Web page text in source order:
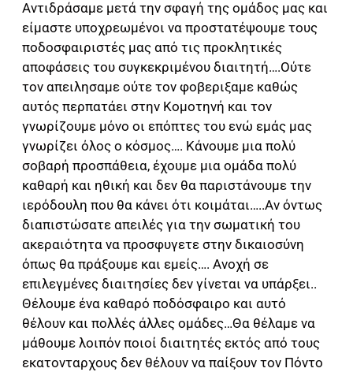
Αντιδράσαμε μετά την σφαγή της ομάδος μας και
είμαστε υποχρεωμένοι να προστατέψουμε τους
ποδοσφαιριστές μας από τις προκλητικές
αποφάσεις του συγκεκριμένου διαιτητή….Ούτε
τον απειλησαμε ούτε τον φοβεριξαμε καθώς
αυτός περπατάει στην Κομοτηνή και τον
γνωρίζουμε μόνο οι επόπτες του ενώ εμάς μας
γνωρίζει όλος ο κόσμος…. Κάνουμε μια πολύ
σοβαρή προσπάθεια, έχουμε μια ομάδα πολύ
καθαρή και ηθική και δεν θα παριστάνουμε την
ιερόδουλη που θα κάνει ότι κοιμάται…..Αν όντως
διαπιστώσατε απειλές για την σωματική του
ακεραιότητα να προσφυγετε στην δικαιοσύνη
όπως θα πράξουμε και εμείς…. Ανοχή σε
επιλεγμένες διαιτησίες δεν γίνεται να υπάρξει..
Θέλουμε ένα καθαρό ποδόσφαιρο και αυτό
θέλουν και πολλές άλλες ομάδες…Θα θέλαμε να
μάθουμε λοιπόν ποιοί διαιτητές εκτός από τους
εκατονταρχους δεν θέλουν να παίξουν τον Πόντο